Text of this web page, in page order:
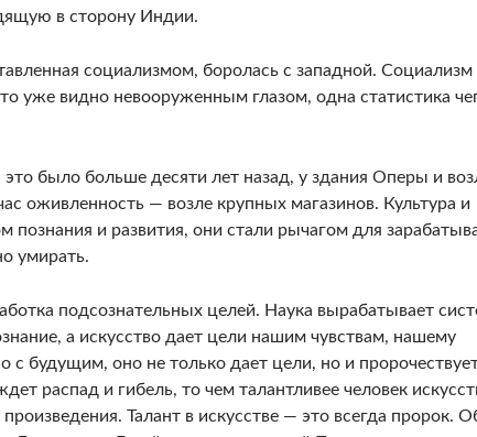
в сторону Индии.
социализмом, боролась с западной. Социа­лизм
уже видно невооруженным глазом, одна статисти­ка
было больше десяти лет назад, у здания Оперы и
оживленность — возле крупных магазинов. Куль­тура и
познания и развития, они стали рычагом для
умирать.
подсознательных целей. Наука вырабатывает
а искусство дает цели нашим чувствам, нашему
с будущим, оно не только дает цели, но и
распад и гибель, то чем талантливее чело­век
Талант в искусстве — это всегда пророк.